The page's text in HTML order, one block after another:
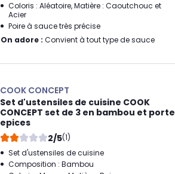
Coloris : Aléatoire, Matière : Caoutchouc et
Acier
Poire à sauce très précise
On adore : Convient à tout type de sauce
COOK CONCEPT
Set d'ustensiles de cuisine COOK
CONCEPT set de 3 en bambou et porte
epices
2/5(1)
Set d'ustensiles de cuisine
Composition : Bambou